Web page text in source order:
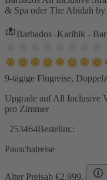
& Spa oder The Abidah by
Barbados -Karibik -
9-tägige Flugreise,
Upgrade auf All Inclusive
pro Zimmer
253464Bestellnr.:
Pauschalreise
Alter Preisab €2.999,-